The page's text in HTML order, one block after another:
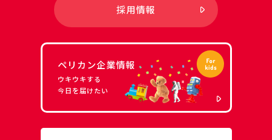
採用情報
ペリカン企業情報
ウキウキする
今日を届けたい